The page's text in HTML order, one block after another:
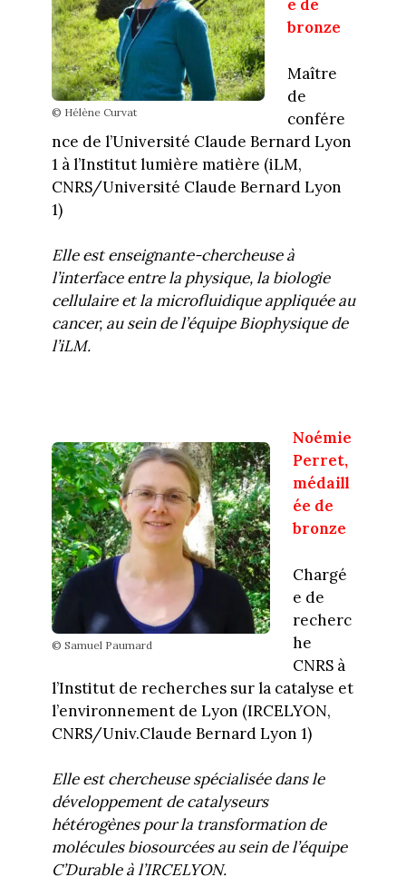
© Hélène Curvat
e de
bronze
Maître
de
confére
nce de l’Université Claude Bernard Lyon
1 à l’Institut lumière matière (iLM,
CNRS/Université Claude Bernard Lyon
1)
Elle est enseignante-chercheuse à
l’interface entre la physique, la biologie
cellulaire et la microfluidique appliquée au
cancer, au sein de l’équipe Biophysique de
l’iLM.
© Samuel Paumard
Noémie
Perret,
médaill
ée de
bronze
Chargé
e de
recherc
he
CNRS à
l’Institut de recherches sur la catalyse et
l’environnement de Lyon (IRCELYON,
CNRS/Univ.Claude Bernard Lyon 1)
Elle est chercheuse spécialisée dans le
développement de catalyseurs
hétérogènes pour la transformation de
molécules biosourcées au sein de l’équipe
C’Durable à l’IRCELYON.